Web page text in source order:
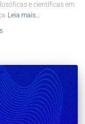
e científicas em
Leia mais…